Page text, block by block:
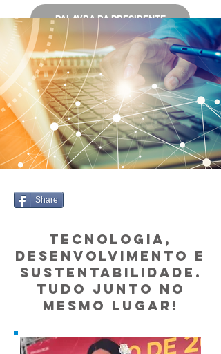
PALAVRA DA PRESIDENTE
Share
Tecnologia,
desenvolvimento e
sustentabilidade.
Tudo junto no
mesmo lugar!